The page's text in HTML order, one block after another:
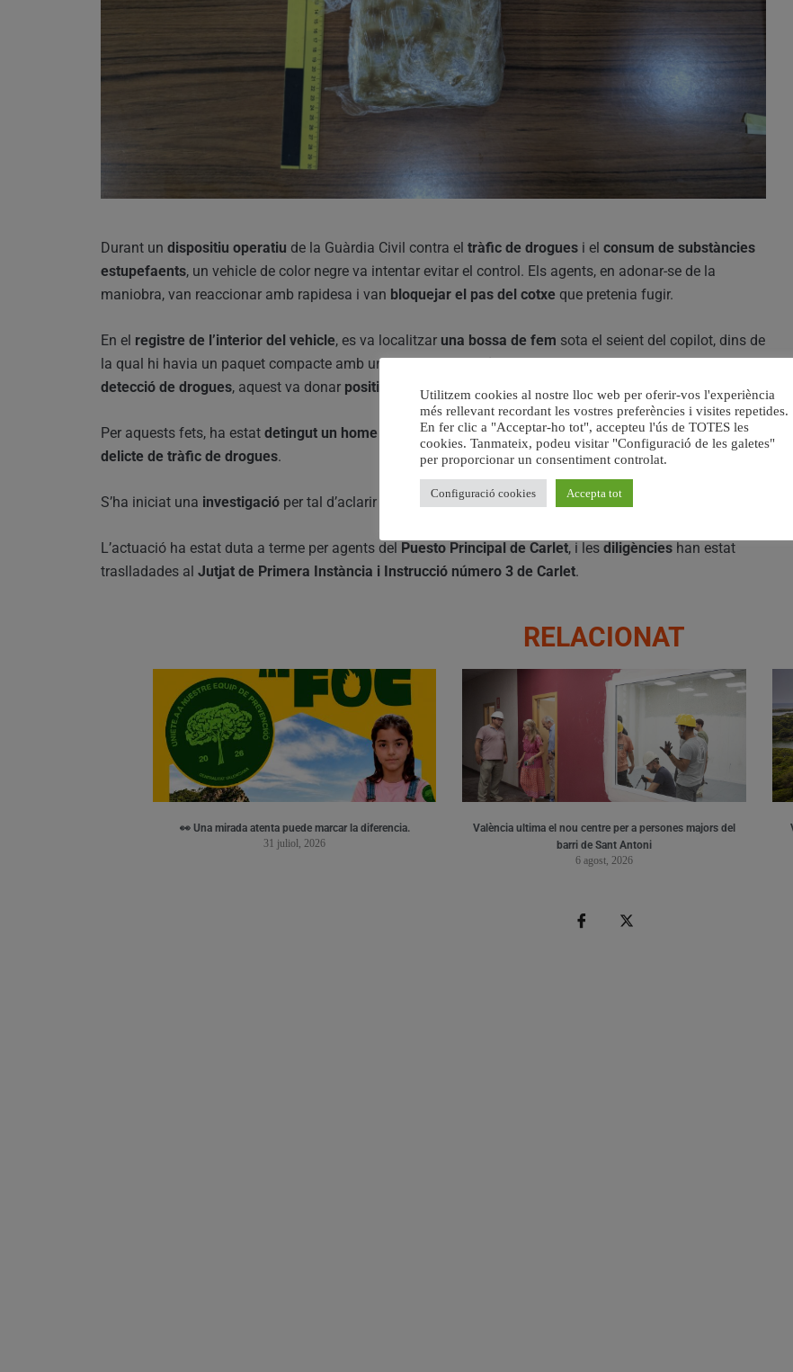
Durant un dispositiu operatiu de la Guàrdia Civil contra el tràfic de drogues i el consum de substàncies
estupefaents, un vehicle de color negre va intentar evitar el control. Els agents, en adonar-se de la
maniobra, van reaccionar amb rapidesa i van bloquejar el pas del cotxe que pretenia fugir.
En el registre de l’interior del vehicle, es va localitzar una bossa de fem sota el seient del copilot, dins de
la qual hi havia un paquet compacte amb un pes de1,167 quilograms. Després de realitzar-li untest de
detecció de drogues, aquest va donar positiu en cocaïna
Per aquests fets, ha estat detingut un home de 32 anys i nacionalitat espanyolaper un presumpte
delicte de tràfic de drogues.
S’ha iniciat una investigació per tal d’aclarir la procedència i el destí de la droga .
L’actuació ha estat duta a terme per agents del Puesto Principal de Carlet, i les diligències han estat
traslladades al Jutjat de Primera Instància i Instrucció número 3 de Carlet.
RELACIONAT
👀 Una mirada atenta puede marcar la diferencia.
31 juliol, 2026
València ultima el nou centre per a persones majors del
barri de Sant Antoni
6 agost, 2026
Utilitzem cookies al nostre lloc web per oferir-vos l'experiència
més rellevant recordant les vostres preferències i visites repetides.
En fer clic a "Acceptar-ho tot", accepteu l'ús de TOTES les
cookies. Tanmateix, podeu visitar "Configuració de les galetes"
per proporcionar un consentiment controlat.
Configuració cookies Accepta tot